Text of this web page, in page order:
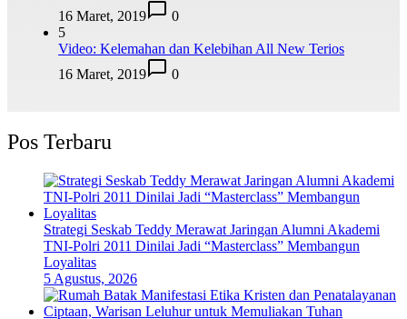
16 Maret, 2019
0
5
Video: Kelemahan dan Kelebihan All New Terios
16 Maret, 2019
0
Pos Terbaru
Strategi Seskab Teddy Merawat Jaringan Alumni Akademi
TNI-Polri 2011 Dinilai Jadi “Masterclass” Membangun
Loyalitas
5 Agustus, 2026